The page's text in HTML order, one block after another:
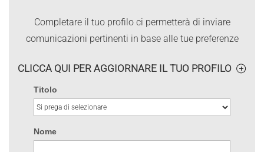
Completare il tuo profilo ci permetterà di inviare
comunicazioni pertinenti in base alle tue preferenze
CLICCA QUI PER AGGIORNARE IL TUO PROFILO
Titolo
Nome